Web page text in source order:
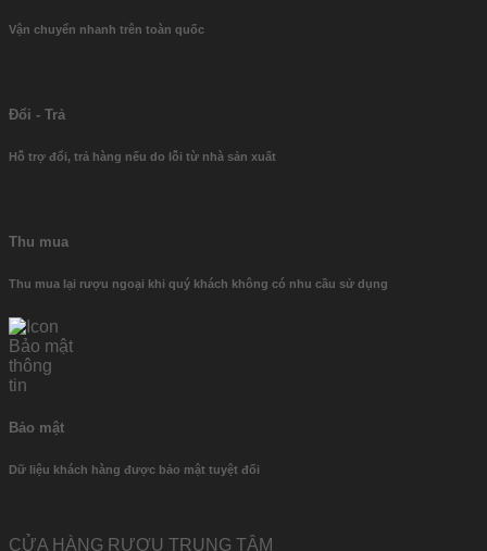
Vận chuyển nhanh trên toàn quốc
Đổi - Trả
Hỗ trợ đổi, trả hàng nếu do lỗi từ nhà sản xuất
Thu mua
Thu mua lại rượu ngoại khi quý khách không có nhu cầu sử dụng
Bảo mật
Dữ liệu khách hàng được bảo mật tuyệt đối
CỬA HÀNG RƯỢU TRUNG TÂM